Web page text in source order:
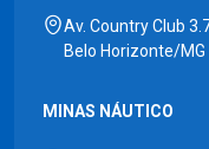
Av. Country Club
Belo Horizonte/MG
MINAS NÁUTICO